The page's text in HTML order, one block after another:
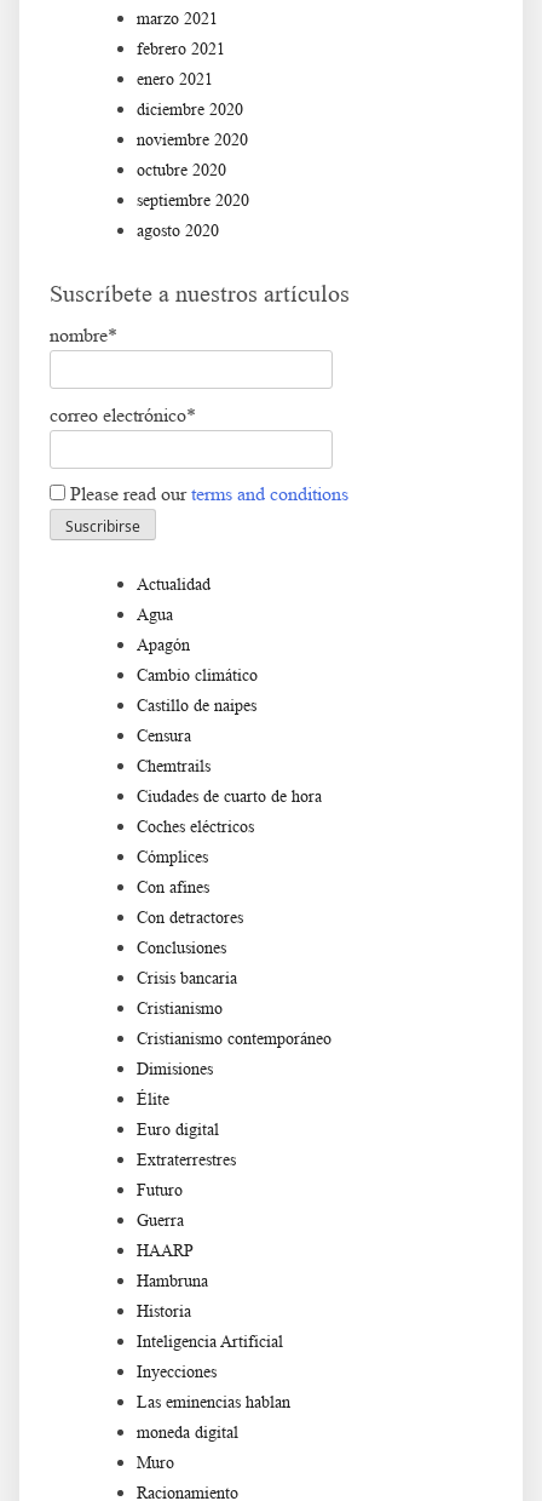
marzo 2021
febrero 2021
enero 2021
diciembre 2020
noviembre 2020
octubre 2020
septiembre 2020
agosto 2020
Suscríbete a nuestros artículos
nombre*
correo electrónico*
Please read ourterms and conditions
Actualidad
Agua
Apagón
Cambio climático
Castillo de naipes
Censura
Chemtrails
Ciudades de cuarto de hora
Coches eléctricos
Cómplices
Con afines
Con detractores
Conclusiones
Crisis bancaria
Cristianismo
Cristianismo contemporáneo
Dimisiones
Élite
Euro digital
Extraterrestres
Futuro
Guerra
HAARP
Hambruna
Historia
Inteligencia Artificial
Inyecciones
Las eminencias hablan
moneda digital
Muro
Racionamiento